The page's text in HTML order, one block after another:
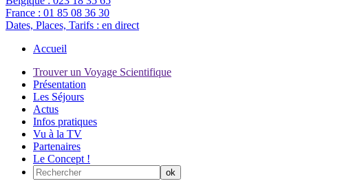
France : 01 85 08 36 30
Dates, Places, Tarifs : en direct
Accueil
Trouver un Voyage Scientifique
Présentation
Les Séjours
Actus
Infos pratiques
Vu à la TV
Partenaires
Le Concept !